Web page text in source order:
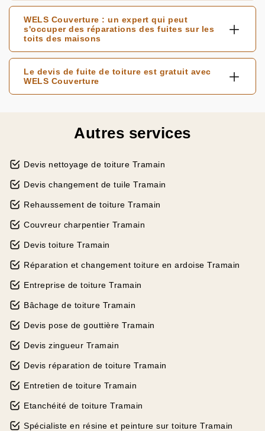
WELS Couverture : un expert qui peut
s'occuper des réparations des fuites sur les
toits des maisons
Le devis de fuite de toiture est gratuit avec
WELS Couverture
Autres services
Devis nettoyage de toiture Tramain
Devis changement de tuile Tramain
Rehaussement de toiture Tramain
Couvreur charpentier Tramain
Devis toiture Tramain
Réparation et changement toiture en ardoise Tramain
Entreprise de toiture Tramain
Bâchage de toiture Tramain
Devis pose de gouttière Tramain
Devis zingueur Tramain
Devis réparation de toiture Tramain
Entretien de toiture Tramain
Etanchéité de toiture Tramain
Spécialiste en résine et peinture sur toiture Tramain